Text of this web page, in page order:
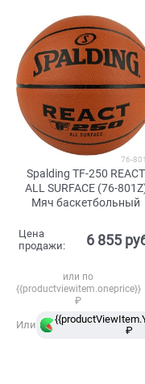
76-
Spalding TF-250 REACT
ALL SURFACE (76-
Мяч баскетбольный
Цена
продажи:
6 855
или по
{{productviewitem.oneprice}}
₽
Или
₽